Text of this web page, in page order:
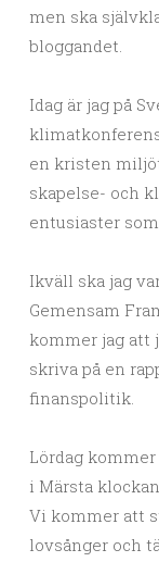
men ska
bloggandet.
Idag är jag på
en kristen
skapelse- och
entusiaster som
Ikväll ska jag
Gemensam
kommer jag att
skriva på en
finanspolitik.
Lördag
i Märsta
Vi kommer att
lovsånger och